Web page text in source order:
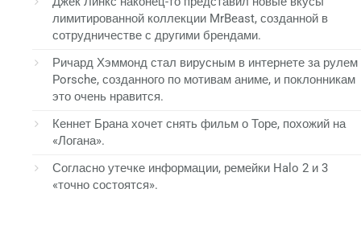
лимитированной коллекции MrBeast, созданной в
сотрудничестве с другими брендами.
Ричард Хэммонд стал вирусным в интернете за рулем
Porsche, созданного по мотивам аниме, и поклонникам
это очень нравится.
Кеннет Брана хочет снять фильм о Торе, похожий на
«Логана».
Согласно утечке информации, ремейки Halo 2 и 3
«точно состоятся».